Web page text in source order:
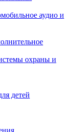
аудио и
охраны и
детей